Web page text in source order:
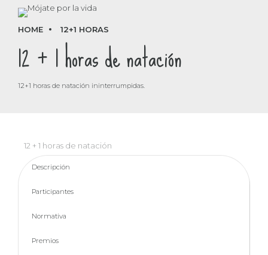
HOME 12+1 HORAS
12 + 1 horas de natación
12+1 horas de natación ininterrumpidas.
12 + 1 horas de natación
Descripción
Participantes
Normativa
Premios